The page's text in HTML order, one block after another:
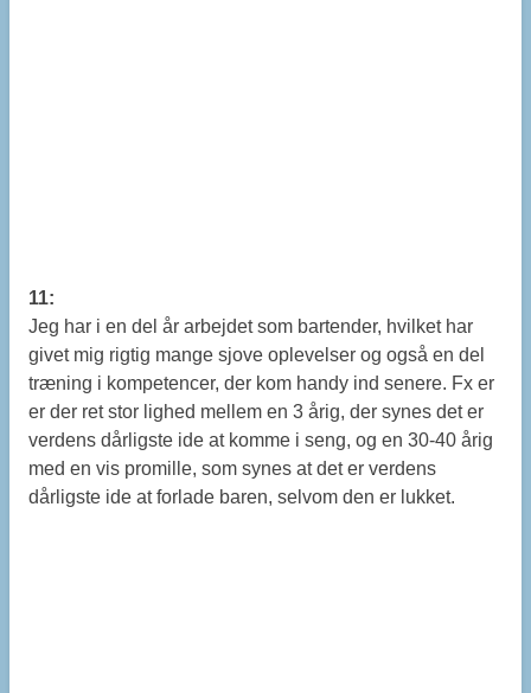
11:
Jeg har i en del år arbejdet som bartender, hvilket har
givet mig rigtig mange sjove oplevelser og også en del
træning i kompetencer, der kom handy ind senere. Fx er
er der ret stor lighed mellem en 3 årig, der synes det er
verdens dårligste ide at komme i seng, og en 30-40 årig
med en vis promille, som synes at det er verdens
dårligste ide at forlade baren, selvom den er lukket.